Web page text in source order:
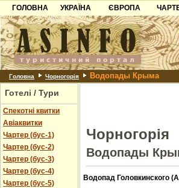
ГОЛОВНА
УКРАЇНА
Карпати
Азов
Причорноморря
Шацьк
ЄВРОПА
Чорногорія
Хорватія
Болгарія
Албанія
Головна Чорногорія Водопады Крыма
Готелі / Тури
Спекотні квитки
Авіаквитки
Чартер (бус-1)
Чартер (бус-2)
Чартер (бус-3)
Чартер (бус-4)
Чартер (бус-5)
Чорногорія
Водопады
Водопад Головкинского